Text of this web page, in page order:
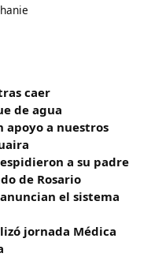
caer
de agua
apoyo a nuestros
a su padre
de Rosario
el sistema
jornada Médica